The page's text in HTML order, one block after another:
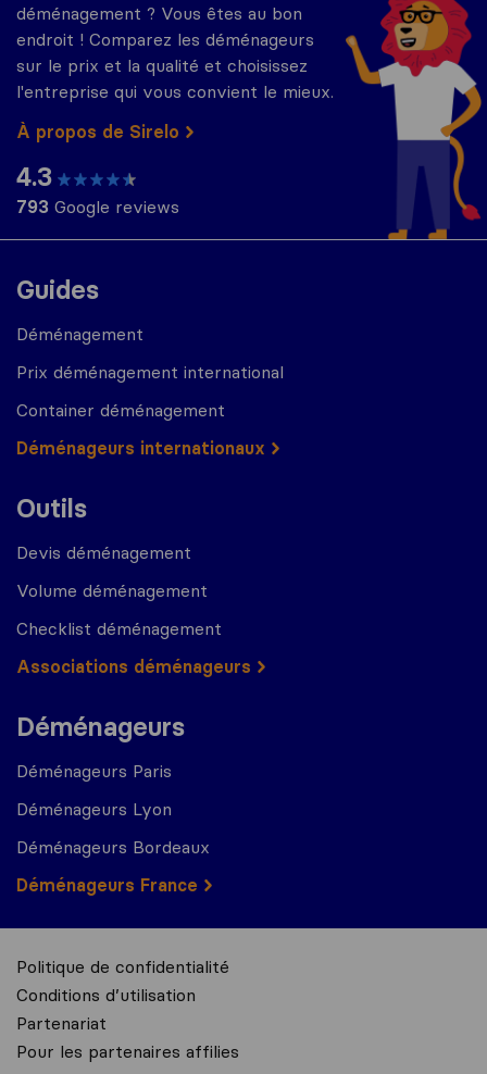
Guides
Déménagement
Prix déménagement international
Container déménagement
Déménageurs internationaux
Outils
Devis déménagement
Volume déménagement
Checklist déménagement
Associations déménageurs
Déménageurs
Déménageurs Paris
Déménageurs Lyon
Déménageurs Bordeaux
Déménageurs France
déménagement ? Vous êtes au bon
endroit ! Comparez les déménageurs
sur le prix et la qualité et choisissez
l'entreprise qui vous convient le mieux.
À propos de Sirelo
4.3
793 Google reviews
Politique de confidentialité
Conditions d’utilisation
Partenariat
Pour les partenaires affilies